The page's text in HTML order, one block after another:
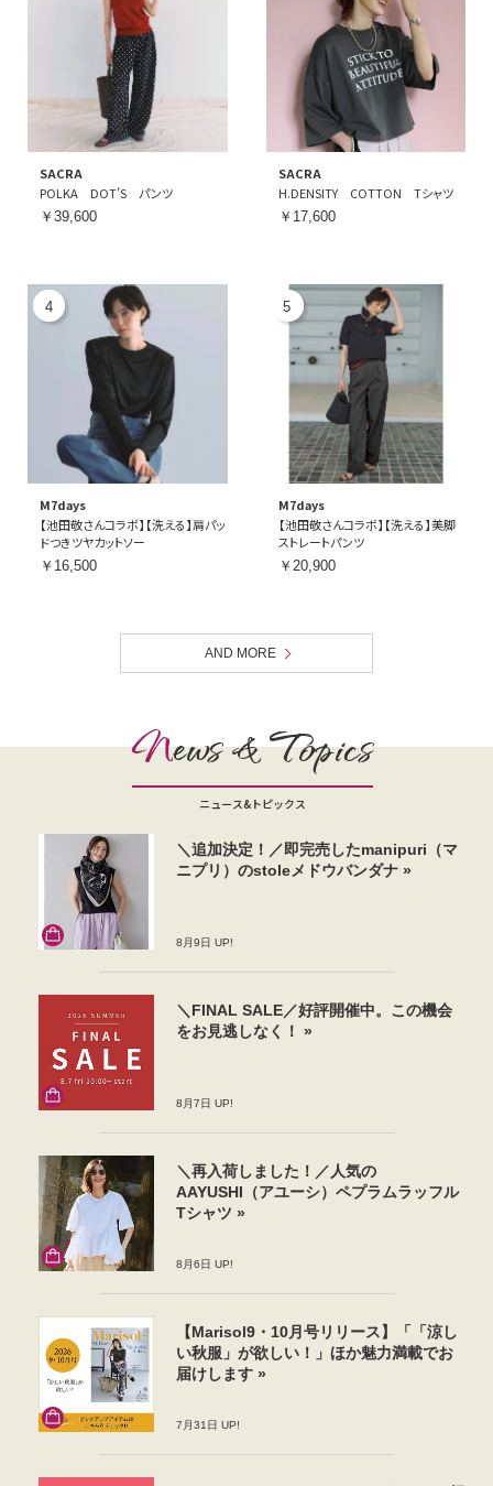
SACRA
POLKA DOT’S パンツ
￥39,600
SACRA
H.DENSITY COTTON Tシャツ
￥17,600
M7days
【池田敬さんコラボ】【洗える】肩パッ
ドつきツヤカットソー
￥16,500
M7days
【池田敬さんコラボ】【洗える】美脚
ストレートパンツ
￥20,900
AND MORE
News & Topics
ニュース&トピックス